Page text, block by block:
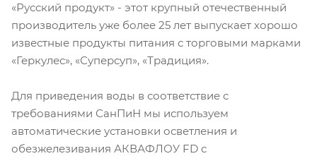
«Русский продукт» - этот крупный отечественный
производитель уже более 25 лет выпускает хорошо
известные продукты питания с торговыми марками
«Геркулес», «Суперсуп», «Традиция».
Для приведения воды в соответствие с
требованиями СанПиН мы используем
автоматические установки осветления и
обезжелезивания АКВАФЛОУ FD с